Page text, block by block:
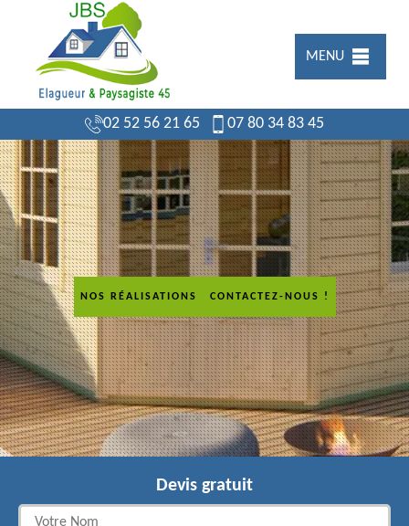
MENU
02 52 56 21 65 07 80 34 83 45
NOS RÉALISATIONS CONTACTEZ-NOUS !
Devis gratuit